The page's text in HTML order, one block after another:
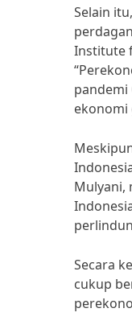
Selain
Institute
pandemi
ekonomi
Mulyani,
Secara
cukup